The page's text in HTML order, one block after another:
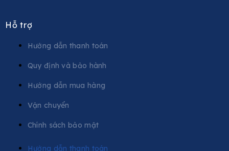
Hỗ trợ
Hướng dẫn thanh toán
Quy định và bảo hành
Hướng dẫn mua hàng
Vận chuyển
Chính sách bảo mật
Hướng dẫn thanh toán